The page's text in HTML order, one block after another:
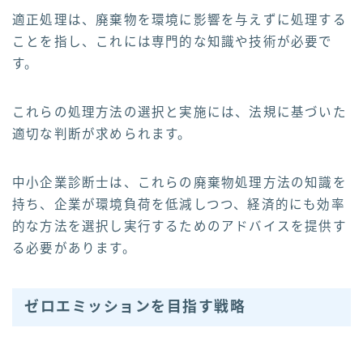
適正処理は、廃棄物を環境に影響を与えずに処理する
ことを指し、これには専門的な知識や技術が必要で
す。
これらの処理方法の選択と実施には、法規に基づいた
適切な判断が求められます。
中小企業診断士は、これらの廃棄物処理方法の知識を
持ち、企業が環境負荷を低減しつつ、経済的にも効率
的な方法を選択し実行するためのアドバイスを提供す
る必要があります。
ゼロエミッションを目指す戦略